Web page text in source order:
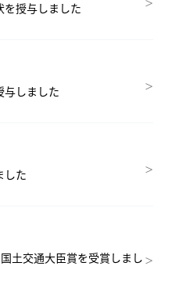
を授与しました
与しました
した
土交通大臣賞を受賞しまし